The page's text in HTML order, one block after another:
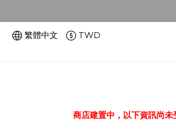
繁體中文
TWD
商店建置中，以下資訊尚未